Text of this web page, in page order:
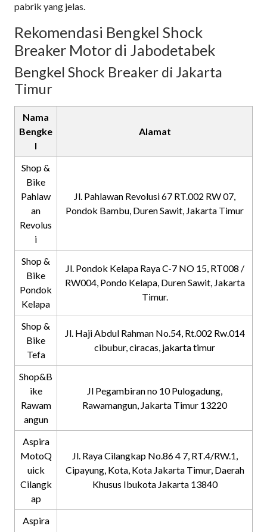
pabrik yang jelas.
Rekomendasi Bengkel Shock
Breaker Motor di Jabodetabek
Bengkel Shock Breaker di Jakarta
Timur
Nama
Bengke
l
Alamat
Shop &
Bike
Pahlaw
an
Revolus
i
Jl. Pahlawan Revolusi 67 RT.002 RW 07,
Pondok Bambu, Duren Sawit, Jakarta Timur
Shop &
Bike
Pondok
Kelapa
Jl. Pondok Kelapa Raya C-7 NO 15, RT008 /
RW004, Pondo Kelapa, Duren Sawit, Jakarta
Timur.
Shop &
Bike
Tefa
Jl. Haji Abdul Rahman No.54, Rt.002 Rw.014
cibubur, ciracas, jakarta timur
Shop&B
ike
Rawam
angun
Jl Pegambiran no 10 Pulogadung,
Rawamangun, Jakarta Timur 13220
Aspira
MotoQ
uick
Cilangk
ap
Jl. Raya Cilangkap No.86 4 7, RT.4/RW.1,
Cipayung, Kota, Kota Jakarta Timur, Daerah
Khusus Ibukota Jakarta 13840
Aspira